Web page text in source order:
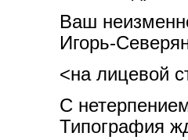
Ваш
Игорь-
<на лицевой
С
Типография